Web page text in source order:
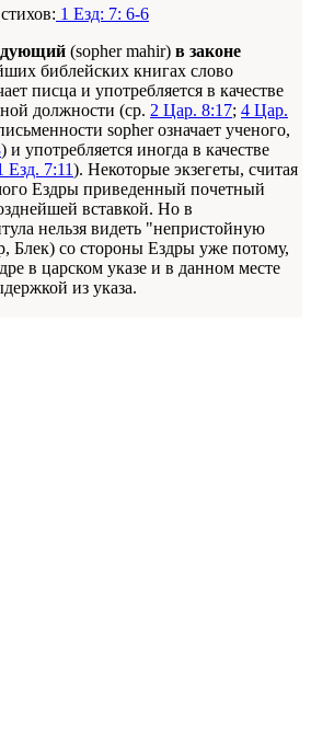
1 Езд: 7: 6-6
(sopher mahir) в законе
библейских книгах слово
писца и употребляется в качестве
должности (ср. 2 Цар. 8:17; 4 Цар.
sopher означает ученого,
) и употребляется иногда в качестве
Езд. 7:11). Некоторые экзегеты, считая
Ездры приведенный почетный
вставкой. Но в
нельзя видеть "непристойную
Блек) со стороны Ездры уже потому,
в царском указе и в данном месте
из указа.